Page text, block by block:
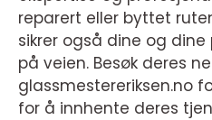
reparert eller byttet
sikrer også dine og dine
på veien. Besøk deres
glassmestereriksen.no
for å innhente deres